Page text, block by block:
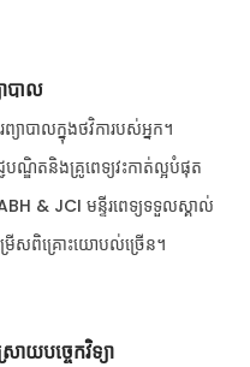
បាល
ព្យាបាលក្នុងថវិការបស់អ្នក។
ជបណ្ឌិតនិងគ្រូពេទ្យវះកាត់ល្អបំផុត
& JCI មន្ទីរពេទ្យទទួលស្គាល់
ើសពិគ្រោះយោបល់ច្រើន។
យបច្ចេកវិទ្យា